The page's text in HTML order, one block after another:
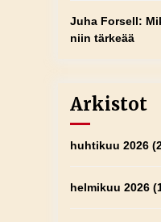
Juha Forsell:
niin tärkeää
Arkistot
huhtikuu 2026
helmikuu 2026